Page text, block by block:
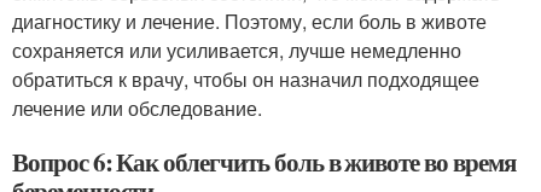
диагностику и лечение. Поэтому, если боль в животе
сохраняется или усиливается, лучше немедленно
обратиться к врачу, чтобы он назначил подходящее
лечение или обследование.
Вопрос 6: Как облегчить боль в животе во время